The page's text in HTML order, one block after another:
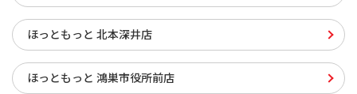
ほっともっと 北本深井店
ほっともっと 鴻巣市役所前店